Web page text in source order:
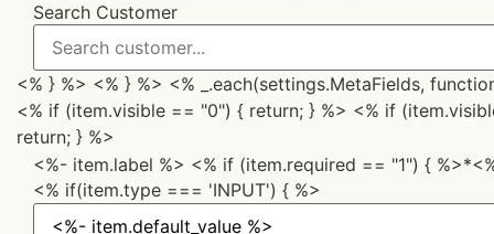
Search Customer
<% } %> <% } %> <% _.each(settings.MetaFields,
<% if (item.visible == "0") { return; } %> <% if
return; } %>
<%- item.label %> <% if (item.required == "1") {
<% if(item.type === 'INPUT') { %>